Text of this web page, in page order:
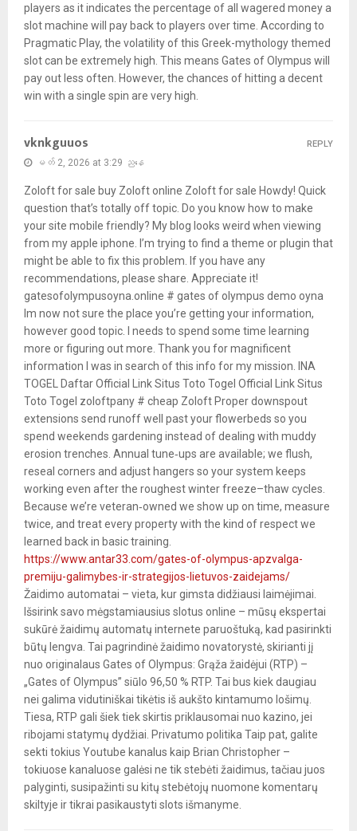
players as it indicates the percentage of all wagered money a
slot machine will pay back to players over time. According to
Pragmatic Play, the volatility of this Greek-mythology themed
slot can be extremely high. This means Gates of Olympus will
pay out less often. However, the chances of hitting a decent
win with a single spin are very high.
vknkguuos
မတ် 2, 2026 at 3:29 ညနေ
Zoloft for sale buy Zoloft online Zoloft for sale Howdy! Quick
question that’s totally off topic. Do you know how to make
your site mobile friendly? My blog looks weird when viewing
from my apple iphone. I’m trying to find a theme or plugin that
might be able to fix this problem. If you have any
recommendations, please share. Appreciate it!
gatesofolympusoyna.online # gates of olympus demo oyna
Im now not sure the place you’re getting your information,
however good topic. I needs to spend some time learning
more or figuring out more. Thank you for magnificent
information I was in search of this info for my mission. INA
TOGEL Daftar Official Link Situs Toto Togel Official Link Situs
Toto Togel zoloftpany # cheap Zoloft Proper downspout
extensions send runoff well past your flowerbeds so you
spend weekends gardening instead of dealing with muddy
erosion trenches. Annual tune‑ups are available; we flush,
reseal corners and adjust hangers so your system keeps
working even after the roughest winter freeze–thaw cycles.
Because we’re veteran‑owned we show up on time, measure
twice, and treat every property with the kind of respect we
learned back in basic training.
https://www.antar33.com/gates-of-olympus-apzvalga-
premiju-galimybes-ir-strategijos-lietuvos-zaidejams/
Žaidimo automatai – vieta, kur gimsta didžiausi laimėjimai.
Išsirink savo mėgstamiausius slotus online – mūsų ekspertai
sukūrė žaidimų automatų internete paruoštuką, kad pasirinkti
būtų lengva. Tai pagrindinė žaidimo novatorystė, skirianti jį
nuo originalaus Gates of Olympus: Grąža žaidėjui (RTP) –
„Gates of Olympus” siūlo 96,50 % RTP. Tai bus kiek daugiau
nei galima vidutiniškai tikėtis iš aukšto kintamumo lošimų.
Tiesa, RTP gali šiek tiek skirtis priklausomai nuo kazino, jei
ribojami statymų dydžiai. Privatumo politika Taip pat, galite
sekti tokius Youtube kanalus kaip Brian Christopher –
tokiuose kanaluose galėsi ne tik stebėti žaidimus, tačiau juos
palyginti, susipažinti su kitų stebėtojų nuomone komentarų
skiltyje ir tikrai pasikaustyti slots išmanyme.
REPLY